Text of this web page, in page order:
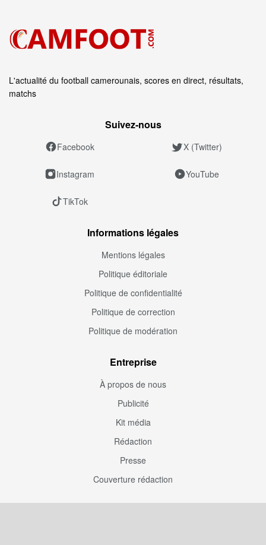
L'actualité du football camerounais, scores en direct, résultats,
matchs
Suivez‑nous
Facebook X (Twitter)
Instagram YouTube
TikTok
Informations légales
Mentions légales
Politique éditoriale
Politique de confidentialité
Politique de correction
Politique de modération
Entreprise
À propos de nous
Publicité
Kit média
Rédaction
Presse
Couverture rédaction